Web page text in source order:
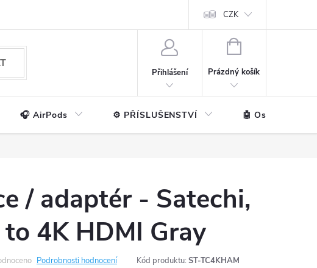
CZK
Přihlášení
NÁKUPNÍ
Prázdný košík
🎧 AirPods ⚙️ PŘÍSLUŠENSTVÍ 🤖 Ostatní
/ adaptér - Satechi,
4K HDMI Gray
Podrobnosti hodnocení Kód produktu: ST-TC4KHAM